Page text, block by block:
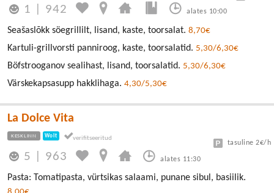
1 942 alates 10:00
Seašaslõkk söegrillilt, lisand, kaste, toorsalat. 8,70€
Kartuli-grillvorsti panniroog, kaste, toorsalatid. 5,30/6,30€
Böfstrooganov sealihast, lisand, toorsalatid. 5,30/6,30€
Värskekapsasupp hakklihaga. 4,30/5,30€
La Dolce Vita
KESKLINN Wolt
5 963 alates 11:30
tasuline 2€/h
Pasta: Tomatipasta, vürtsikas salaami, punane sibul, basiilik.